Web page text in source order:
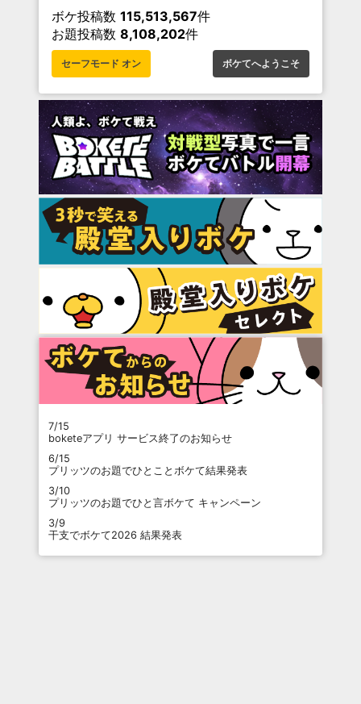
ボケ投稿数 115,513,567件
お題投稿数 8,108,202件
セーフモード オン ボケてへようこそ
7/15
boketeアプリ サービス終了のお知らせ
6/15
プリッツのお題でひとことボケて結果発表
3/10
プリッツのお題でひと言ボケて キャンペーン
3/9
干支でボケて2026 結果発表